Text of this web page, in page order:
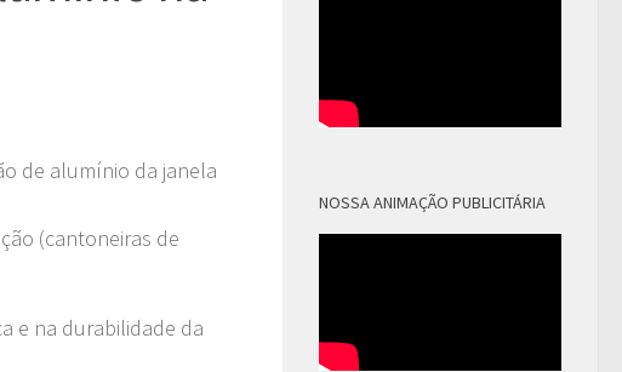
de alumínio da janela
(cantoneiras de
e na durabilidade da
NOSSA ANIMAÇÃO PUBLICITÁRIA